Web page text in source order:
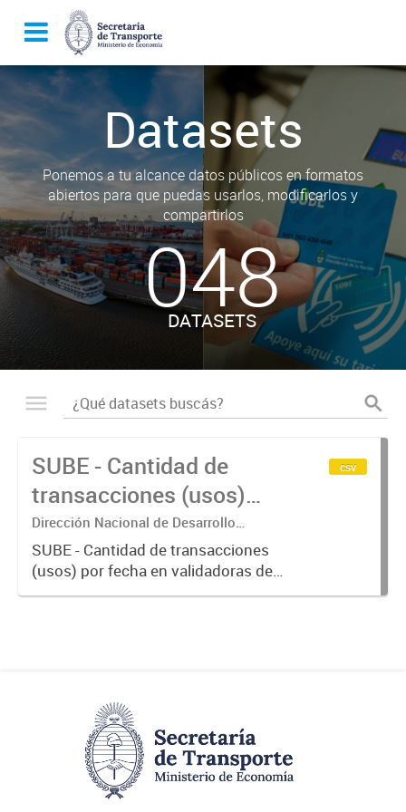
Datasets
Ponemos a tu alcance datos públicos en formatos
abiertos para que puedas usarlos, modificarlos y
compartirlos
048
DATASETS
SUBE - Cantidad de
transacciones (usos)
por fecha
Dirección Nacional de Desarrollo
Tecnológico - Ministerio de Transporte.
SUBE - Cantidad de transacciones
(usos) por fecha en validadoras de
la red SUBE.
csv